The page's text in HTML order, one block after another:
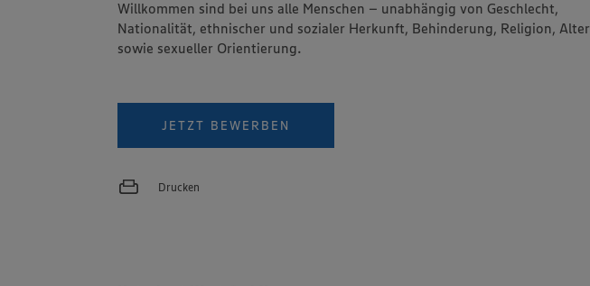
Willkommen sind bei uns alle Menschen – unabhängig von Geschlecht,
Nationalität, ethnischer und sozialer Herkunft, Behinderung, Religion, Alter
sowie sexueller Orientierung.
JETZT BEWERBEN
Drucken